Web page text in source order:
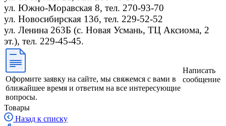
ул. Южно-Моравская 8, тел. 270-93-70
ул. Новосибирская 13б, тел. 229-52-52
ул. Ленина 263Б (с. Новая Усмань, ТЦ Аксиома, 2
эт.), тел. 229-45-45.
Оформите заявку на сайте, мы свяжемся с вами в
ближайшее время и ответим на все интересующие
вопросы.
Написать
сообщение
Товары
Назад к списку